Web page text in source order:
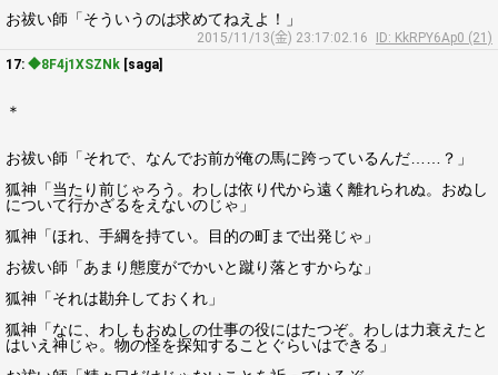
お祓い師「そういうのは求めてねえよ！」
2015/11/13(金) 23:17:02.16
ID: KkRPY6Ap0 (21)
17: ◆8F4j1XSZNk [saga]
＊
お祓い師「それで、なんでお前が俺の馬に跨っているんだ……？」
狐神「当たり前じゃろう。わしは依り代から遠く離れられぬ。おぬし
について行かざるをえないのじゃ」
狐神「ほれ、手綱を持てい。目的の町まで出発じゃ」
お祓い師「あまり態度がでかいと蹴り落とすからな」
狐神「それは勘弁しておくれ」
狐神「なに、わしもおぬしの仕事の役にはたつぞ。わしは力衰えたと
はいえ神じゃ。物の怪を探知することぐらいはできる」